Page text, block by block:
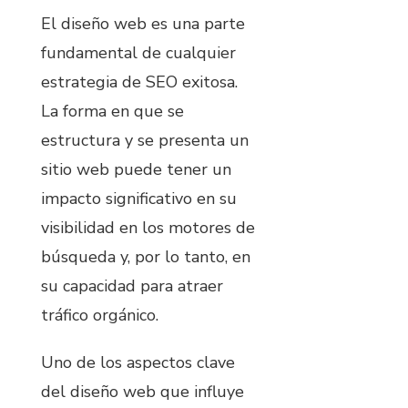
El diseño web es una parte
fundamental de cualquier
estrategia de SEO exitosa.
La forma en que se
estructura y se presenta un
sitio web puede tener un
impacto significativo en su
visibilidad en los motores de
búsqueda y, por lo tanto, en
su capacidad para atraer
tráfico orgánico.
Uno de los aspectos clave
del diseño web que influye